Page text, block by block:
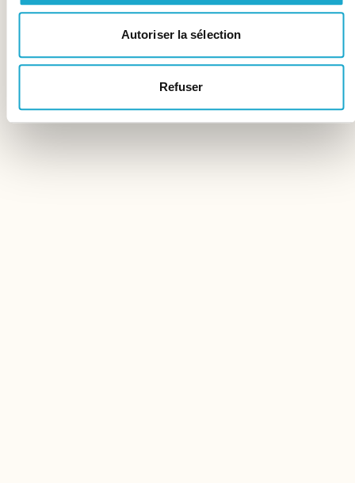
Autoriser la sélection
Refuser